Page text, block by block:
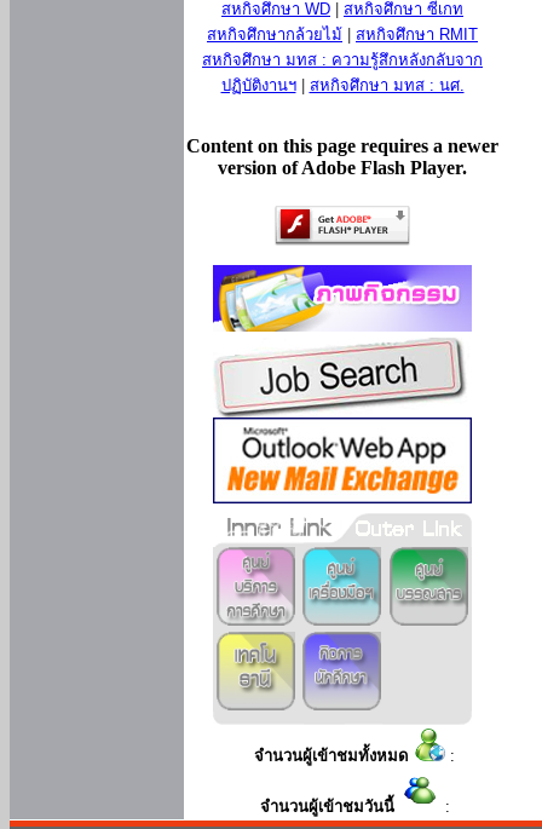
สหกิจศึกษา WD
สหกิจศึกษา ซีเกท
สหกิจศึกษากล้วยไม้
สหกิจศึกษา RMIT
สหกิจศึกษา มทส : ความรู้สึกหลังกลับจาก
ปฏิบัติงานฯ| สหกิจศึกษา มทส : นศ.
Content on this page requires a newer
version of Adobe Flash Player.
จำนวนผู้เข้าชมทั้งหมด :
จำนวนผู้เข้าชมวันนี้ :